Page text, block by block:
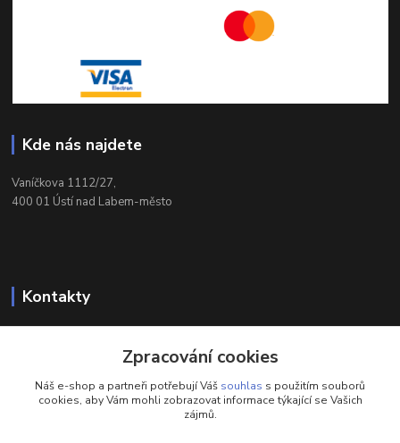
Kde nás najdete
Vaníčkova 1112/27,
400 01 Ústí nad Labem-město
Kontakty
eshop@brotherservis.cz
Zpracování cookies
Náš e-shop a partneři potřebují Váš souhlas s použitím souborů
cookies, aby Vám mohli zobrazovat informace týkající se Vašich
zájmů.